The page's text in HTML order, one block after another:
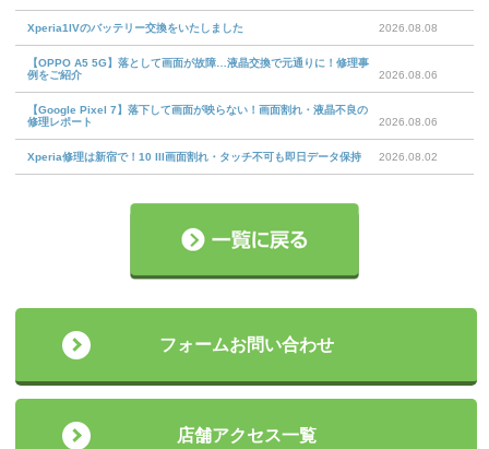
Xperia1IVのバッテリー交換をいたしました 2026.08.08
【OPPO A5 5G】落として画面が故障…液晶交換で元通りに！修理事
例をご紹介
2026.08.06
【Google Pixel 7】落下して画面が映らない！画面割れ・液晶不良の
修理レポート
2026.08.06
Xperia修理は新宿で！10 III画面割れ・タッチ不可も即日データ保持 2026.08.02
フォームお問い合わせ
店舗アクセス一覧